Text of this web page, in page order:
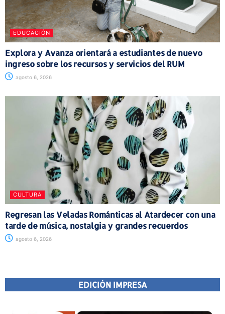
EDUCACIÓN
Explora y Avanza orientará a estudiantes de nuevo
ingreso sobre los recursos y servicios del RUM
agosto 6, 2026
CULTURA
Regresan las Veladas Románticas al Atardecer con una
tarde de música, nostalgia y grandes recuerdos
agosto 6, 2026
EDICIÓN IMPRESA